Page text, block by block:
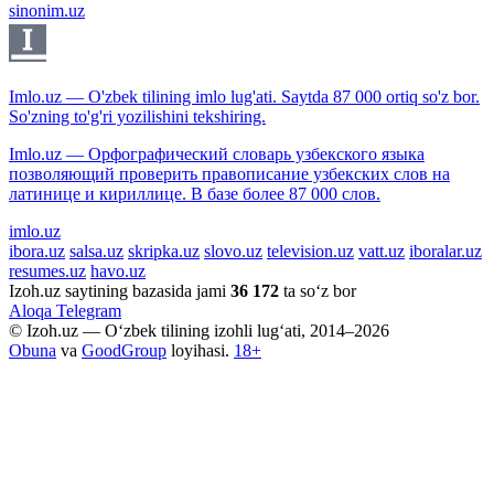
sinonim.uz
Imlo.uz — O'zbek tilining imlo lug'ati. Saytda 87 000 ortiq so'z bor.
So'zning to'g'ri yozilishini tekshiring.
Imlo.uz — Орфографический словарь узбекского языка
позволяющий проверить правописание узбекских слов на
латинице и кириллице. В базе более 87 000 слов.
imlo.uz
ibora.uz salsa.uz skripka.uz slovo.uz television.uz vatt.uz iboralar.uz
resumes.uz havo.uz
Izoh.uz saytining bazasida jami 36 172 ta so‘z bor
Aloqa Telegram
© Izoh.uz — O‘zbek tilining izohli lug‘ati, 2014–2026
Obuna va GoodGroup loyihasi. 18+